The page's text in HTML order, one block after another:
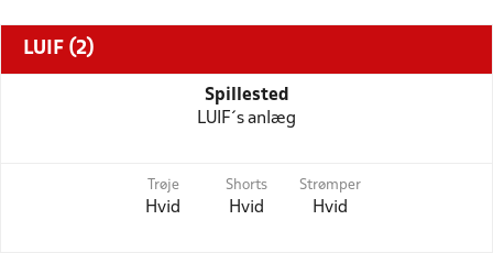
LUIF (2)
Spillested
LUIF´s anlæg
Trøje
Hvid
Shorts
Hvid
Strømper
Hvid